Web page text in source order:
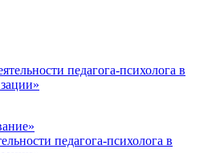
педагога-психолога в